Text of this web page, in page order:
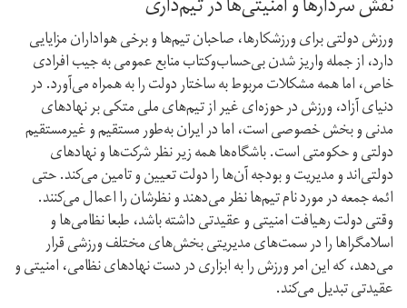
ورزش دولتی برای ورزشکارها، صاحبان تیم‌ها و برخی هواداران مزایایی
دارد، از جمله واریز شدن بی‌حساب‌و‌کتاب منابع عمومی به جیب افرادی
خاص، اما همه‌ مشکلات مربوط به ساختار دولت را به همراه می‌آورد. در
دنیای آزاد، ورزش در حوزه‌ای غیر از تیم‌های ملی متکی بر نهادهای
مدنی و بخش خصوصی است، اما در ایران به‌طور مستقیم و غیر‌مستقیم
دولتی و حکومتی است. باشگاه‌ها همه زیر نظر شرکت‌ها و نهادهای
دولتی‌اند و مدیریت و بودجه‌ آن‌ها را دولت تعیین و تامین می‌کند. حتی
ائمه‌ جمعه در مورد نام تیم‌ها نظر می‌دهند و نظرشان را اعمال می‌کنند.
وقتی دولت رهیافت امنیتی و عقیدتی داشته باشد، طبعا نظامی‌ها و
اسلامگراها را در سمت‌های مدیریتی بخش‌های مختلف ورزشی قرار
می‌دهد، که این امر ورزش را به ابزاری در دست نهادهای نظامی، امنیتی و
عقیدتی تبدیل می‌کند.